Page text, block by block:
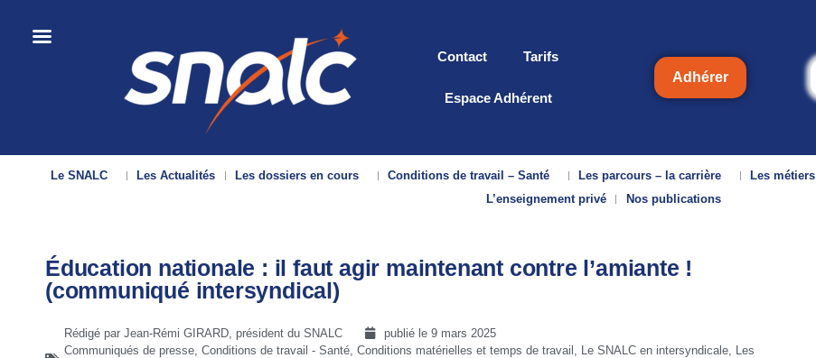
Contact Tarifs
Espace Adhérent
Adhérer
Le SNALC Les Actualités Les dossiers en cours Conditions de travail – Santé Les parcours – la carrière Les métiers
L’enseignement privé
Nos publications
Éducation nationale : il faut agir maintenant contre l’amiante !
(communiqué intersyndical)
Rédigé par Jean-Rémi GIRARD, président du SNALC publié le 9 mars 2025
Communiqués de presse, Conditions de travail - Santé, Conditions matérielles et temps de travail , Le SNALC en intersyndicale, Les